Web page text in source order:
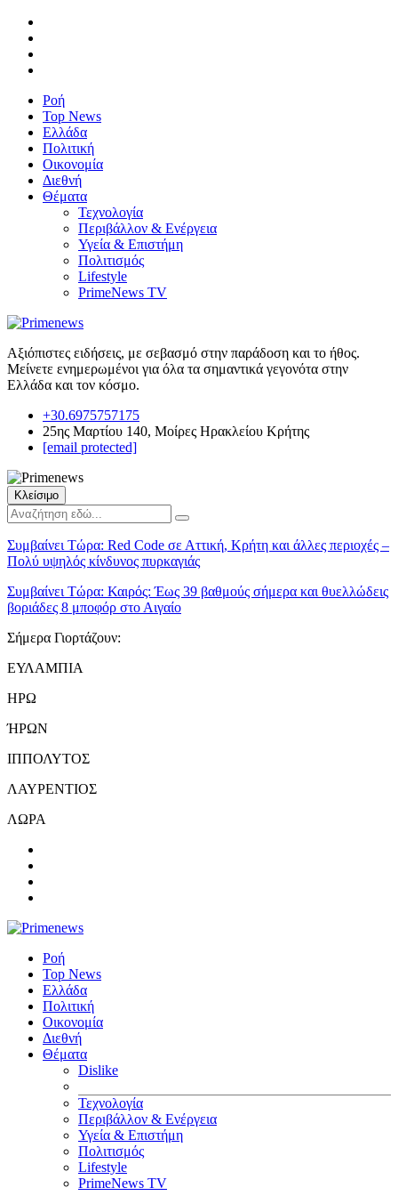
Ροή
Top News
Ελλάδα
Πολιτική
Οικονομία
Διεθνή
Θέματα
Τεχνολογία
Περιβάλλον & Ενέργεια
Υγεία & Επιστήμη
Πολιτισμός
Lifestyle
PrimeNews TV
Αξιόπιστες ειδήσεις, με σεβασμό στην παράδοση και το ήθος.
Μείνετε ενημερωμένοι για όλα τα σημαντικά γεγονότα στην
Ελλάδα και τον κόσμο.
+30.6975757175
25ης Μαρτίου 140, Μοίρες Ηρακλείου Κρήτης
[email protected]
Κλείσιμο
Συμβαίνει Τώρα: Red Code σε Αττική, Κρήτη και άλλες περιοχές –
Πολύ υψηλός κίνδυνος πυρκαγιάς
Συμβαίνει Τώρα: Καιρός: Έως 39 βαθμούς σήμερα και θυελλώδεις
βοριάδες 8 μποφόρ στο Αιγαίο
Σήμερα Γιορτάζουν:
ΕΥΛΑΜΠΙΑ
ΗΡΩ
ΉΡΩΝ
ΙΠΠΟΛΥΤΟΣ
ΛΑΥΡΕΝΤΙΟΣ
ΛΩΡΑ
Ροή
Top News
Ελλάδα
Πολιτική
Οικονομία
Διεθνή
Θέματα
Dislike
Τεχνολογία
Περιβάλλον & Ενέργεια
Υγεία & Επιστήμη
Πολιτισμός
Lifestyle
PrimeNews TV